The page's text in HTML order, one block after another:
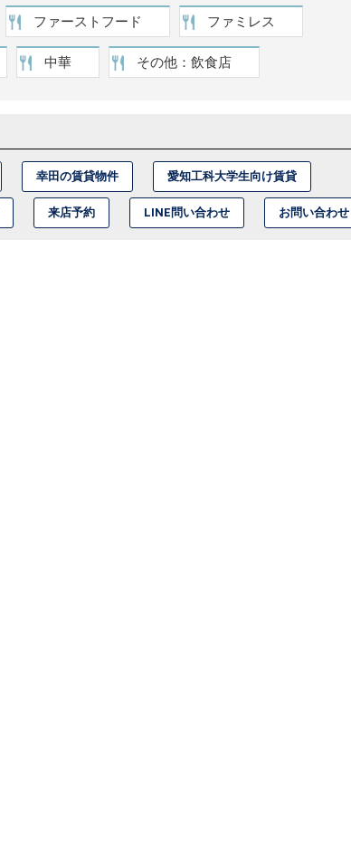
ファーストフード ファミレス
中華 その他：飲食店
幸田の賃貸物件 愛知工科大学生向け賃貸
来店予約 LINE問い合わせ お問い合わせ